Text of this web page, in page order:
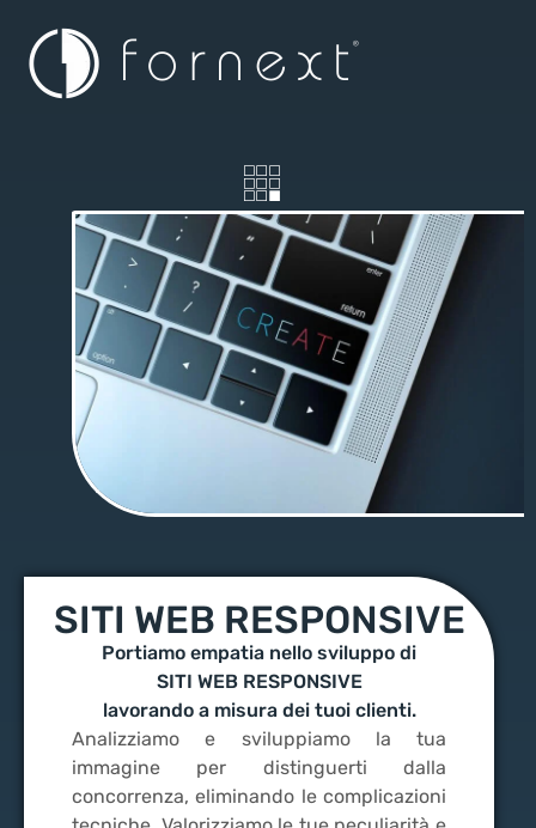
SITI WEB RESPONSIVE
Portiamo empatia nello sviluppo di
SITI WEB RESPONSIVE
lavorando a misura dei tuoi clienti.
Analizziamo e sviluppiamo la tua
immagine per distinguerti dalla
concorrenza, eliminando le complicazioni